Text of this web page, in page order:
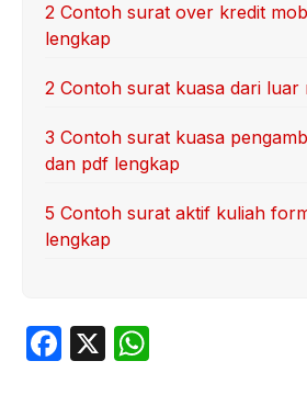
2 Contoh surat over kredit
lengkap
2 Contoh surat kuasa dari luar
3 Contoh surat kuasa
dan pdf lengkap
5 Contoh surat aktif kuliah
lengkap
F
X